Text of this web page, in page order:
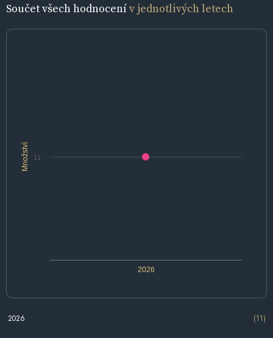
Součet všech hodnocenív jednotlivých letech
Množství
2026
11
2026 (11)